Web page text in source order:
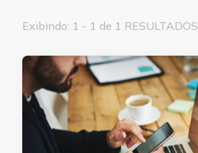
Exibindo: 1 - 1 de 1 RESULTADOS